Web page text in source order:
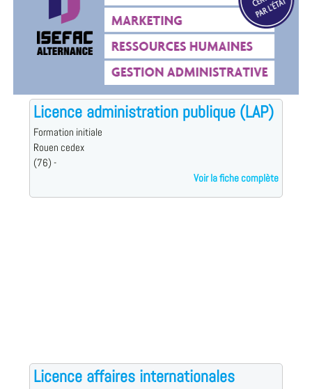
Licence administration publique (LAP)
Formation initiale
Rouen cedex
(76) -
Voir la fiche complète
Licence affaires internationales